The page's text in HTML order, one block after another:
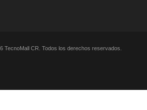
TecnoMall CR. Todos los derechos reservados.